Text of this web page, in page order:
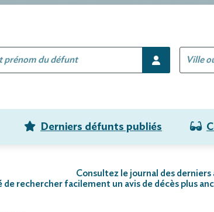
Derniers défunts publiés
Consultez le journal des derniers
de rechercher facilement un avis de décès plus